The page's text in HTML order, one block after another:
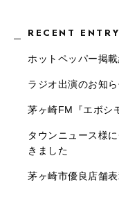
RECENT ENTRY
ホットペッパー掲
ラジオ出演のお知
茅ヶ崎FM『エボシ
タウンニュース様
きました
茅ヶ崎市優良店舗